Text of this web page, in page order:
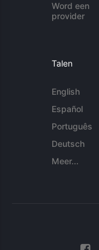
Word een
provider
Talen
English
Español
Português
Deutsch
Meer...